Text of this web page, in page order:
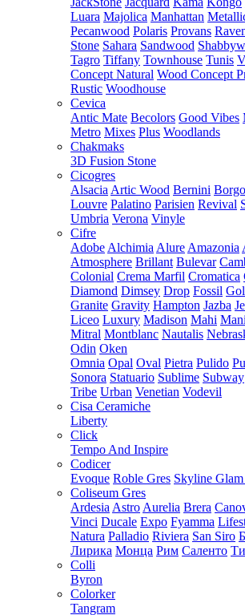
Luara Majolica Manhattan
Pecanwood Polaris Provans
Stone Sahara Sandwood
Tagro Tiffany Townhouse Tunis
Concept Natural Wood Concept
Rustic Woodhouse
Cevica
Antic Mate Becolors Good Vibes
Metro Mixes Plus Woodlands
Chakmaks
3D Fusion Stone
Cicogres
Alsacia Artic Wood Bernini Borgo
Louvre Palatino Parisien Revival
Umbria Verona Vinyle
Cifre
Adobe Alchimia Alure Amazonia
Atmosphere Brillant Bulevar
Colonial Crema Marfil Cromatica
Diamond Dimsey Drop Fossil
Granite Gravity Hampton Jazba
Liceo Luxury Madison Mahi
Mitral Montblanc Nautalis
Odin Oken
Omnia Opal Oval Pietra Pulido
Sonora Statuario Sublime Subway
Tribe Urban Venetian Vodevil
Cisa Ceramiche
Liberty
Click
Tempo And Inspire
Codicer
Evoque Roble Gres Skyline
Coliseum Gres
Ardesia Astro Aurelia Brera
Vinci Ducale Expo Fyamma
Natura Palladio Riviera San Siro
Лирика Монца Рим Саленто
Colli
Byron
Colorker
Tangram